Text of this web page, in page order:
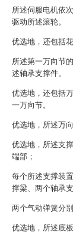
所述伺服电机依
驱动所述滚轮。
优选地，还包括
所述第一万向节
述轴承支撑件。
优选地，还包括
一万向节。
优选地，所述万
优选地，所述支
端部；
每个所述支撑装
撑梁、两个轴承
两个气动弹簧分
优选地，所述底